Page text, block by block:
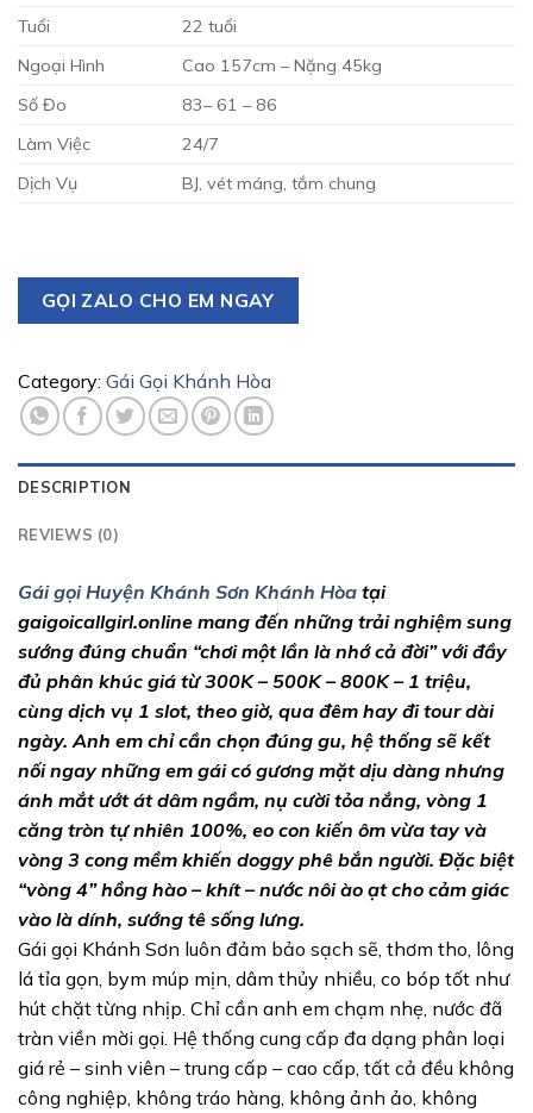
Tuổi
22 tuổi
Ngoại Hình
Cao 157cm – Nặng 45kg
Số Đo
83– 61 – 86
Làm Việc
24/7
Dịch Vụ
BJ, vét máng, tắm chung
GỌI ZALO CHO EM NGAY
Category: Gái Gọi Khánh Hòa
DESCRIPTION
REVIEWS (0)
Gái gọi Huyện Khánh Sơn Khánh Hòa tại
gaigoicallgirl.online mang đến những trải nghiệm sung
sướng đúng chuẩn “chơi một lần là nhớ cả đời” với đầy
đủ phân khúc giá từ 300K – 500K – 800K – 1 triệu,
cùng dịch vụ 1 slot, theo giờ, qua đêm hay đi tour dài
ngày. Anh em chỉ cần chọn đúng gu, hệ thống sẽ kết
nối ngay những em gái có gương mặt dịu dàng nhưng
ánh mắt ướt át dâm ngầm, nụ cười tỏa nắng, vòng 1
căng tròn tự nhiên 100%, eo con kiến ôm vừa tay và
vòng 3 cong mềm khiến doggy phê bắn người. Đặc biệt
“vòng 4” hồng hào – khít – nước nôi ào ạt cho cảm giác
vào là dính, sướng tê sống lưng.
Gái gọi Khánh Sơn luôn đảm bảo sạch sẽ, thơm tho, lông
lá tỉa gọn, bym múp mịn, dâm thủy nhiều, co bóp tốt như
hút chặt từng nhịp. Chỉ cần anh em chạm nhẹ, nước đã
tràn viền mời gọi. Hệ thống cung cấp đa dạng phân loại
giá rẻ – sinh viên – trung cấp – cao cấp, tất cả đều không
công nghiệp, không tráo hàng, không ảnh ảo, không